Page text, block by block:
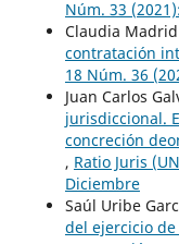
Núm. 33
Claudia
contratación
18 Núm. 36
Juan Carlos
jurisdiccional.
concreción
, Ratio Juris
Diciembre
Saúl Uribe
del ejercicio